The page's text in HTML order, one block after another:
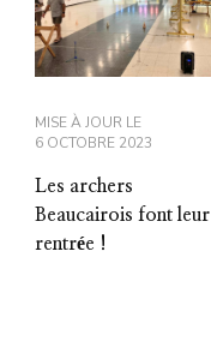
MISE À JOUR LE
6 OCTOBRE 2023
Les archers
Beaucairois font leur
rentrée !